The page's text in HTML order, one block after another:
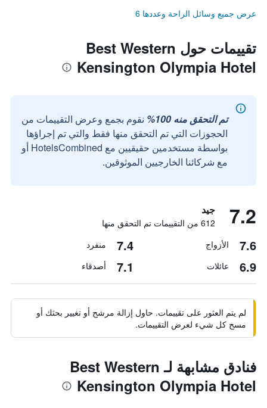
عرض جميع وسائل الراحة وعددها 6
تقييمات حول Best Western
Kensington Olympia Hotel
تم التحقق منه 100%
نقوم بجمع وعرض التقييمات من
الحجوزات التي تم التحقق منها فقط والتي تم إجراؤها
بواسطة مستخدمين حقيقيين مع HotelsCombined أو
مع شركائنا الخارجيين الموثوقين.
7.2 جيد
612 من التقييمات تم التحقق منها
7.6 الأزواج 7.4 منفرد
6.9 عائلات 7.1 أصدقاء
لم يتم العثور على تقييمات. حاول إزالة مرشح أو تغيير بحثك أو
مسح كل شيء لعرض التقييمات.
فنادق مشابهة لـ Best Western
Kensington Olympia Hotel